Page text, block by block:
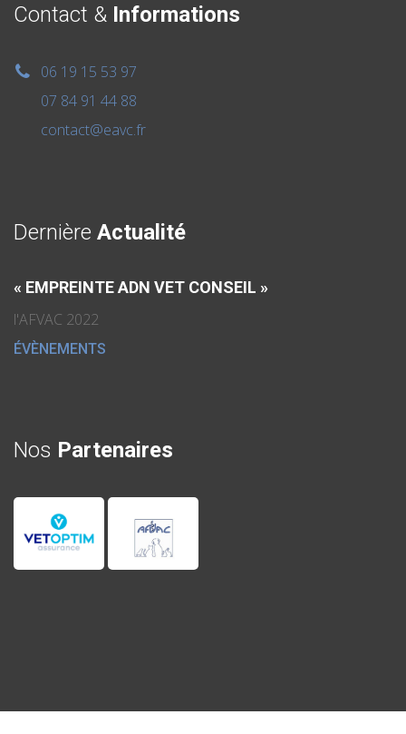
Contact & Informations
06 19 15 53 97
07 84 91 44 88
contact@eavc.fr
Dernière Actualité
« EMPREINTE ADN VET CONSEIL »
l'AFVAC 2022
ÉVÈNEMENTS
Nos Partenaires